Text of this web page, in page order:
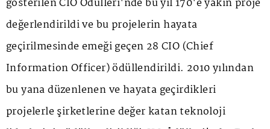
değerlendirildi ve bu projelerin hayata
geçirilmesinde emeği geçen 28 CIO (Chief
Information Officer) ödüllendirildi. 2010 yılından
bu yana düzenlenen ve hayata geçirdikleri
projelerle şirketlerine değer katan teknoloji